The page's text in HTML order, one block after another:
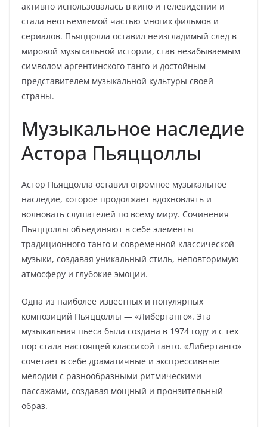
активно использовалась в кино и телевидении и
стала неотъемлемой частью многих фильмов и
сериалов. Пьяццолла оставил неизгладимый след в
мировой музыкальной истории, став незабываемым
символом аргентинского танго и достойным
представителем музыкальной культуры своей
страны.
Музыкальное наследие
Астора Пьяццоллы
Астор Пьяццолла оставил огромное музыкальное
наследие, которое продолжает вдохновлять и
волновать слушателей по всему миру. Сочинения
Пьяццоллы объединяют в себе элементы
традиционного танго и современной классической
музыки, создавая уникальный стиль, неповторимую
атмосферу и глубокие эмоции.
Одна из наиболее известных и популярных
композиций Пьяццоллы — «Либертанго». Эта
музыкальная пьеса была создана в 1974 году и с тех
пор стала настоящей классикой танго. «Либертанго»
сочетает в себе драматичные и экспрессивные
мелодии с разнообразными ритмическими
пассажами, создавая мощный и пронзительный
образ.